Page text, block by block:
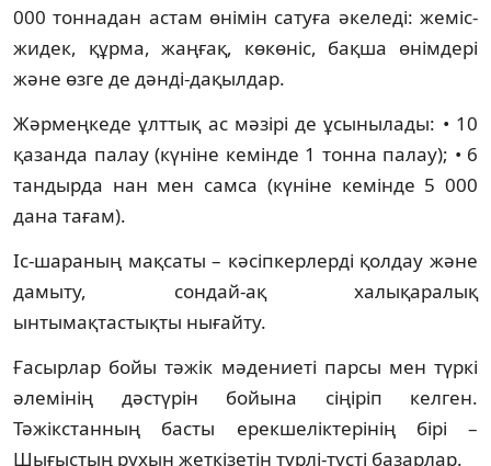
000 тоннадан астам өнімін сатуға әкеледі: жеміс-
жидек, құрма, жаңғақ, көкөніс, бақша өнімдері
және өзге де дәнді-дақылдар.
Жәрмеңкеде ұлттық ас мәзірі де ұсынылады: • 10
қазанда палау (күніне кемінде 1 тонна палау); • 6
тандырда нан мен самса (күніне кемінде 5 000
дана тағам).
Іс-шараның мақсаты – кәсіпкерлерді қолдау және
дамыту, сондай-ақ халықаралық
ынтымақтастықты нығайту.
Ғасырлар бойы тәжік мәдениеті парсы мен түркі
әлемінің дәстүрін бойына сіңіріп келген.
Тәжікстанның басты ерекшеліктерінің бірі –
Шығыстың рухын жеткізетін түрлі-түсті базарлар.